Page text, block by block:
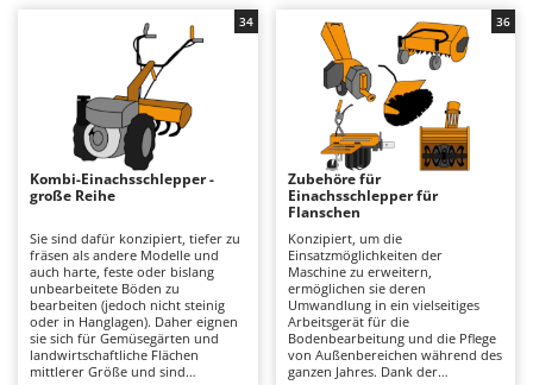
Auslegemulcher für Traktoren
Äxte - Beile und Spalthammer
Balkenmäher
Bandsägen
Batterieladegeräte - Starthilfegeräte
Baum- und Astscheren - manuell
Baumscheren - pneumatisch
Baumstumpffräsen
Bindezangen - elektrisch
Bodenfräsen für Traktor
Ariete
Artus
Attila
Ausonia
Awelco
B
Baesso
Bahco
Gemüsegärten und kleinere
einem 4-Takt-Benzinmotor eignen
sie sich für hobbymäßige oder
semiprofessionelle Einsätze auf
kleineren Flächen sowie für
oberflächliche bis mitteltiefe
Bodenbearbeitung. Die leichte
Bauweise erleichtert das
Manövrieren auch in engen
Bereichen. Die Riemen- oder
Zahnradübertragung sowie
sorgen für eine einfache und
sichere Bedienung. Sie eignen sich
besonders für die saisonale
Vorbereitung von Gemüsegärten,
sind jedoch nicht für schwere
oder dauerhafte Einsätze gedacht.
Für den Betrieb ist die übliche
Wartung eines 4-Takt-
Benzinmotors erforderlich,
gleichmäßigere Fräsleistung, mit
besserer Bodenpenetration und
höherer Arbeitsleistung. Sie
zeichnen sich durch eine
Zahnradübertragung im Ölbad
aus, die robuster ist als
Riemenantriebe, sowie durch
Getriebe mit 2+1 oder 3+3 Gängen,
die eine an die
Bodenbedingungen angepasste
Fahrgeschwindigkeit ermöglichen.
Einige Modelle verfügen über eine
Fräse mit Schutzgehäuse, die
speziell für Arbeiten zwischen
Pflanzenreihen entwickelt wurde
und die Pflanzen vor den
Hackmessern schützt. Erhältlich
mit 4-Takt-Benzin- oder
Dieselmotor, eignen sie sich für
Einsätze vom Hobby- bis zum
professionellen Bereich und für
Bodenbearbeitung mittlerer Tiefe,
Kombi-Einachsschlepper -
große Reihe
Sie sind dafür konzipiert, tiefer zu
fräsen als andere Modelle und
auch harte, feste oder bislang
unbearbeitete Böden zu
bearbeiten (jedoch nicht steinig
oder in Hanglagen). Daher eignen
sie sich für Gemüsegärten und
landwirtschaftliche Flächen
mittlerer Größe und sind
34
Zubehöre für
Einachsschlepper für
Flanschen
Konzipiert, um die
Einsatzmöglichkeiten der
Maschine zu erweitern,
ermöglichen sie deren
Umwandlung in ein vielseitiges
Arbeitsgerät für die
Bodenbearbeitung und die Pflege
von Außenbereichen während des
ganzen Jahres. Dank der
36